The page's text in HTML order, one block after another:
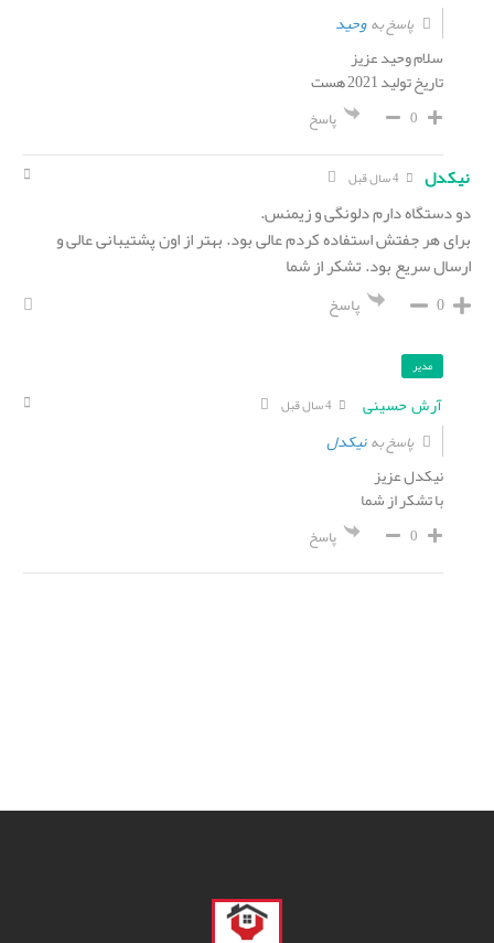
پاسخ بهوحید
سلام وحید عزیز
تاریخ تولید 2021 هست
0 پاسخ
نیکدل 4 سال قبل
دو دستگاه دارم دلونگی و زیمنس.
برای هر جفتش استفاده کردم عالی بود. بهتر از اون پشتیبانی عالی و
ارسال سریع بود. تشکر از شما
0 پاسخ
مدیر
آرش حسینی 4 سال قبل
پاسخ بهنیکدل
نیکدل عزیز
با تشکر از شما
0 پاسخ